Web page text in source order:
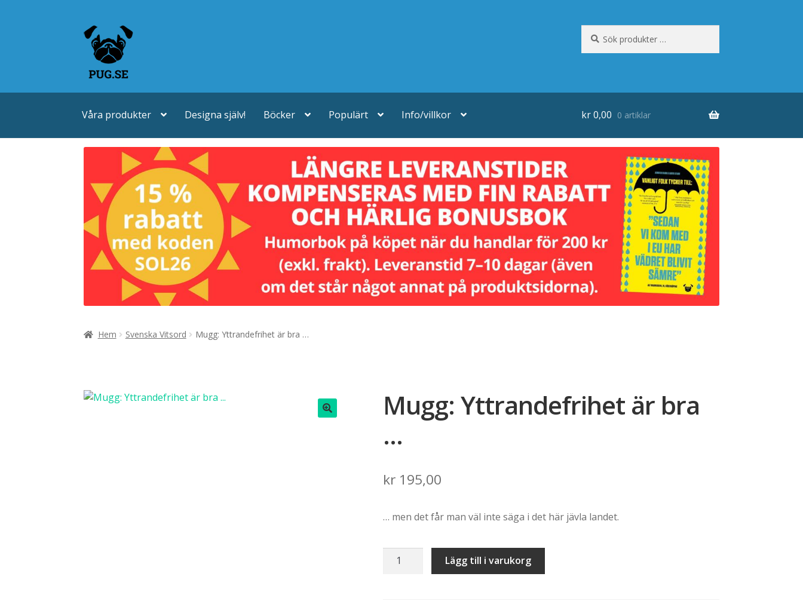
Hoppa
till
navigering
Hoppa
till
innehåll
efter:
Våra produkter Designa själv! Böcker Populärt Info/villkor kr0,00 0 artiklar
Hem Svenska Vitsord Mugg: Yttrandefrihet är bra …
Mugg: Yttrandefrihet är bra
…
kr195,00
… men det får man väl inte säga i det här jävla landet.
Mugg:
Lägg till i varukorg